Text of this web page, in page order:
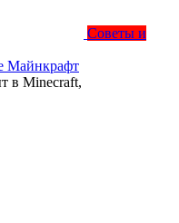
Советы и
Майнкрафт
в Minecraft,